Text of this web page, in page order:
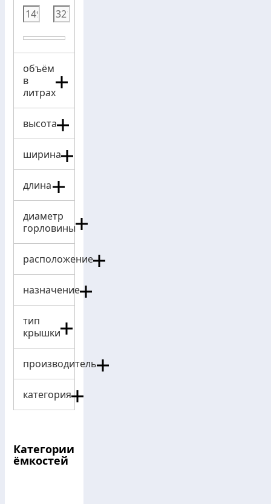
объём
в
литрах
высота
ширина
длина
диаметр
горловины
расположение
назначение
тип
крышки
производитель
категория
Категории
ёмкостей